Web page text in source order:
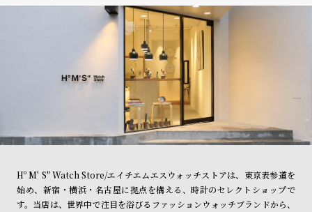
Hº M' S" Watch Store/エイチエムエスウォッチストアは、東京表参道を
始め、新宿・横浜・名古屋に拠点を構える、時計のセレクトショップで
す。当店は、世界中で注目を浴びるファッションウォッチブランドから、